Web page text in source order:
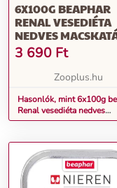
6X100G BEAPHAR
RENAL VESEDIÉTA
NEDVES
BÁRÁNY
3 690 Ft
Zooplus.hu
Hasonlók, mint 6x100g
Renal vesediéta nedves
macskatáp - bárány